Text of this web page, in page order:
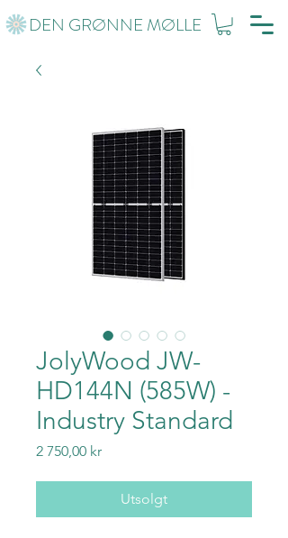
DEN GRØNNE MØLLE
JolyWood JW-
HD144N (585W) -
Industry Standard
2 750,00 krPris
Utsolgt